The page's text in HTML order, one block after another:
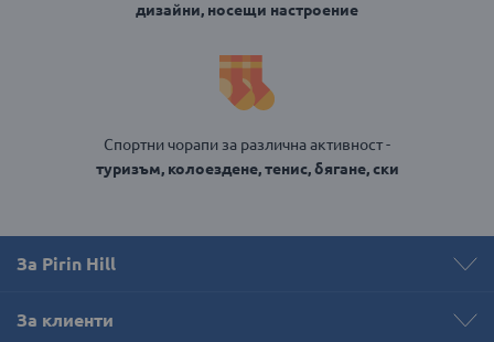
дизайни, носещи настроение
Спортни чорапи за различна активност -
туризъм, колоездене, тенис, бягане, ски
За Pirin Hill
За клиенти